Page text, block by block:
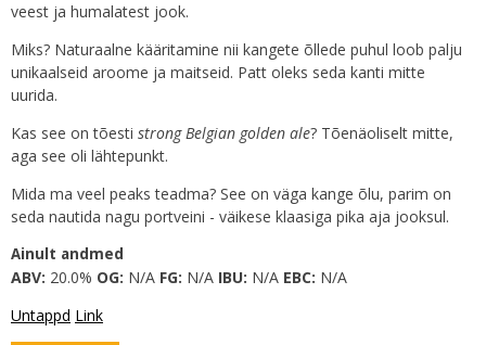
veest ja humalatest jook.
Miks? Naturaalne kääritamine nii kangete õllede puhul loob palju
unikaalseid aroome ja maitseid. Patt oleks seda kanti mitte
uurida.
Kas see on tõesti strong Belgian golden ale? Tõenäoliselt mitte,
aga see oli lähtepunkt.
Mida ma veel peaks teadma? See on väga kange õlu, parim on
seda nautida nagu portveini - väikese klaasiga pika aja jooksul.
Ainult andmed
ABV: 20.0% OG: N/A FG: N/A IBU: N/A EBC: N/A
Untappd Link